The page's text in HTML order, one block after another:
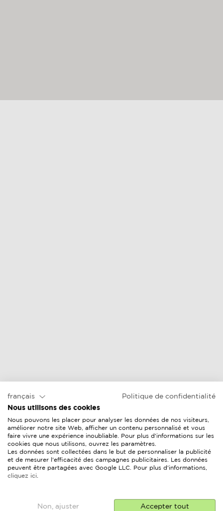
français
Politique de confidentialité
Nous utilisons des cookies
Nous pouvons les placer pour analyser les données de nos visiteurs,
améliorer notre site Web, afficher un contenu personnalisé et vous
faire vivre une expérience inoubliable. Pour plus d'informations sur les
cookies que nous utilisons, ouvrez les paramètres.
Les données sont collectées dans le but de personnaliser la publicité
et de mesurer l'efficacité des campagnes publicitaires. Les données
peuvent être partagées avec Google LLC. Pour plus d'informations,
cliquez ici.
Non, ajuster Accepter tout